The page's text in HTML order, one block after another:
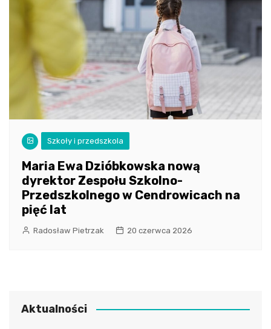
Szkoły i przedszkola
Maria Ewa Dzióbkowska nową
dyrektor Zespołu Szkolno-
Przedszkolnego w Cendrowicach na
pięć lat
Radosław Pietrzak 20 czerwca 2026
Aktualności